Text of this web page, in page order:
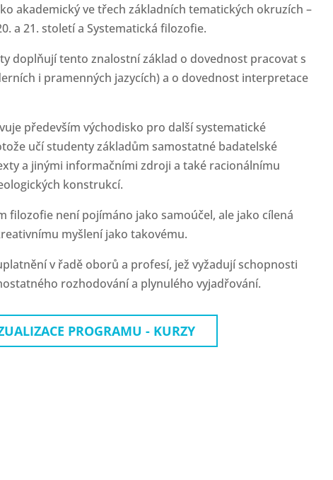
akademický ve třech základních tematických okruzích –
a 21. století a Systematická filozofie.
doplňují tento znalostní základ o dovednost pracovat s
i pramenných jazycích) a o dovednost interpretace
především východisko pro další systematické
učí studenty základům samostatné badatelské
a jinými informačními zdroji a také racionálnímu
konstrukcí.
filozofie není pojímáno jako samoúčel, ale jako cílená
myšlení jako takovému.
v řadě oborů a profesí, jež vyžadují schopnosti
rozhodování a plynulého vyjadřování.
PROGRAMU - KURZY